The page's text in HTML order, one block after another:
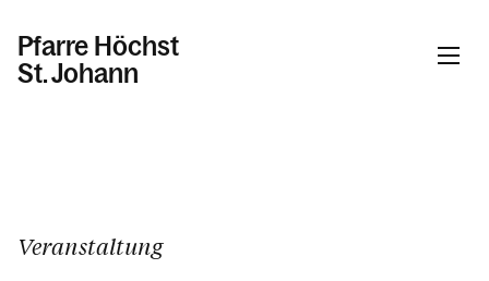
Pfarre Höchst
St. Johann
Kalender
Veranstaltung